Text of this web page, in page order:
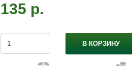
135 р.
В КОРЗИНУ